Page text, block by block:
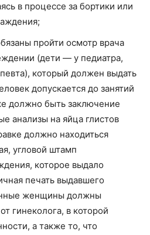
в процессе за бортики или
пройти осмотр врача
(дети — у педиатра,
который должен выдать
допускается до занятий
должно быть заключение
анализы на яйца глистов
должно находиться
угловой штамп
которое выдало
печать выдавшего
женщины должны
гинеколога, в которой
а также то, что